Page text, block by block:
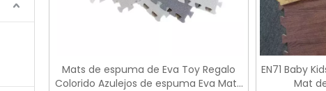
Mats de espuma de Eva Toy Regalo
Colorido Azulejos de espuma Eva Mats
EN71 Baby
Mat